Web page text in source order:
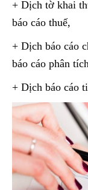
+ Dịch tờ khai
báo cáo thuế,
+ Dịch báo cáo
báo cáo phân
+ Dịch báo cáo